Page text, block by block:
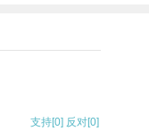
支持[0] 反对[0]